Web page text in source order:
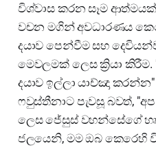
විශ්වාස කරන සෑම
වචන මගින් අවධාරණය
දයාව පෙන්වීම සහ
මෙවලමක් ලෙස ක්‍රියා කිරීම.
දයාව ඉල්ලා යාච්ඤා
ෆවුස්තීනාට පැවසූ බවත්,
ලෙස ජේසුස් වහන්සේගේ
ජලයෙනි, මම ඔබ කෙරෙහි